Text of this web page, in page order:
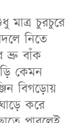
মাত্র চুরচুরে
নিতে
ভ্রু বাঁক
কেমন
বিগড়োয়
করে